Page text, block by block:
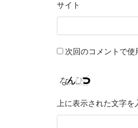
サイト
次回のコメントで使
上に表示された文字を